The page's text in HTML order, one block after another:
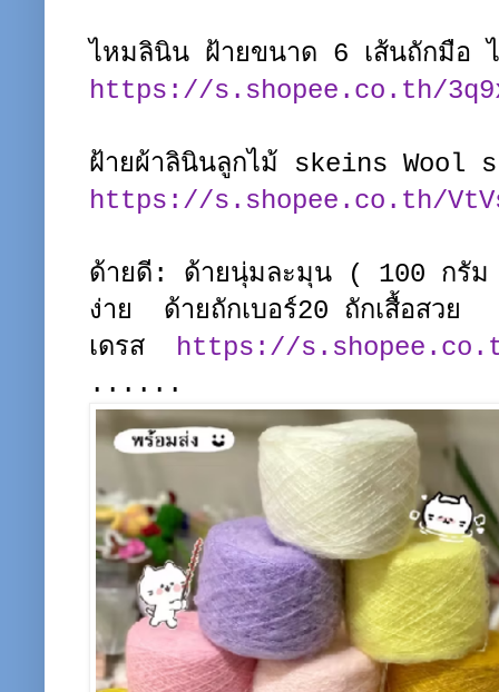
ไหมลินิน ฝ้ายขนาด 6 เส้นถักมือ
https://s.shopee.co.th/
ฝ้ายผ้าลินินลูกไม้ skeins Wool
https://s.shopee.co.th/
ด้ายดี: ด้ายนุ่มละมุน ( 100 กรัม
ง่าย ด้ายถักเบอร์20 ถักเสื้อสวย
เดรส https://
......